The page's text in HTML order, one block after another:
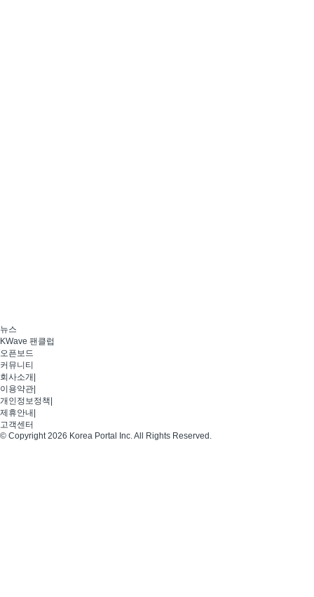
뉴스
KWave 팬클럽
오픈보드
커뮤니티
회사소개
이용약관
개인정보정책
제휴안내
고객센터
© Copyright 2026 Korea Portal Inc. All Rights Reserved.